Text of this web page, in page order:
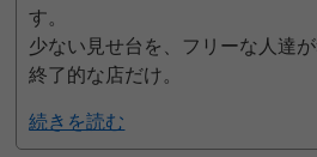
す。
少ない見せ台を、フリーな人達
終了的な店だけ。
続きを読む